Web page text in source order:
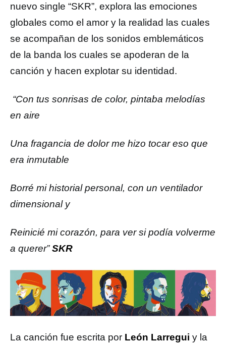
nuevo single “SKR”, explora las emociones
globales como el amor y la realidad las cuales
se acompañan de los sonidos emblemáticos
de la banda los cuales se apoderan de la
canción y hacen explotar su identidad.
“Con tus sonrisas de color, pintaba melodías
en aire
Una fragancia de dolor me hizo tocar eso que
era inmutable
Borré mi historial personal, con un ventilador
dimensional y
Reinicié mi corazón, para ver si podía volverme
a querer”SKR
La canción fue escrita por León Larregui y la